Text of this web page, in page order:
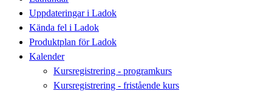
Uppdateringar i Ladok
Kända fel i Ladok
Produktplan för Ladok
Kalender
Kursregistrering - programkurs
Kursregistrering - fristående kurs